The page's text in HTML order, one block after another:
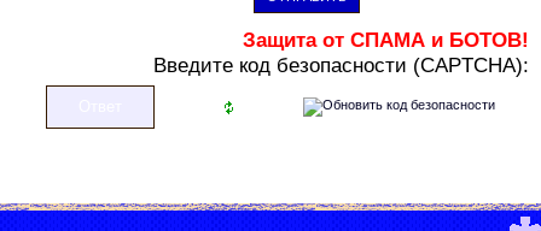
Защита от СПАМА и БОТОВ!
Введите код безопасности (CAPTCHA):